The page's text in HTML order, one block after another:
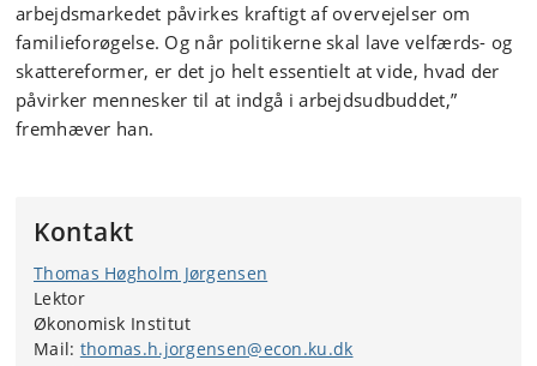
arbejdsmarkedet påvirkes kraftigt af overvejelser om
familieforøgelse. Og når politikerne skal lave velfærds- og
skattereformer, er det jo helt essentielt at vide, hvad der
påvirker mennesker til at indgå i arbejdsudbuddet,”
fremhæver han.
Kontakt
Thomas Høgholm Jørgensen
Lektor
Økonomisk Institut
Mail: thomas.h.jorgensen@econ.ku.dk